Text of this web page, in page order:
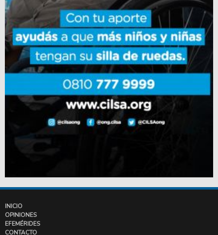
INICIO
OPINIONES
EFEMÉRIDES
CONTACTO